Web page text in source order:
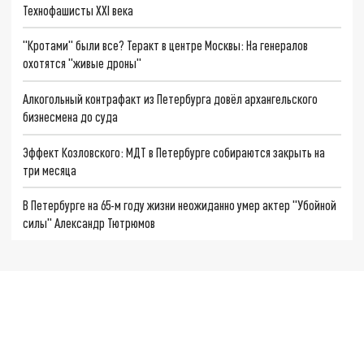
Технофашисты XXI века
"Кротами" были все? Теракт в центре Москвы: На генералов
охотятся "живые дроны"
Алкогольный контрафакт из Петербурга довёл архангельского
бизнесмена до суда
Эффект Козловского: МДТ в Петербурге собираются закрыть на
три месяца
В Петербурге на 65-м году жизни неожиданно умер актер "Убойной
силы" Александр Тютрюмов